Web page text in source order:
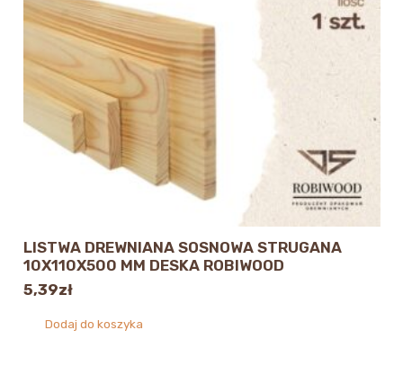
LISTWA DREWNIANA SOSNOWA STRUGANA
10X110X500 MM DESKA ROBIWOOD
5,39zł
Dodaj do koszyka